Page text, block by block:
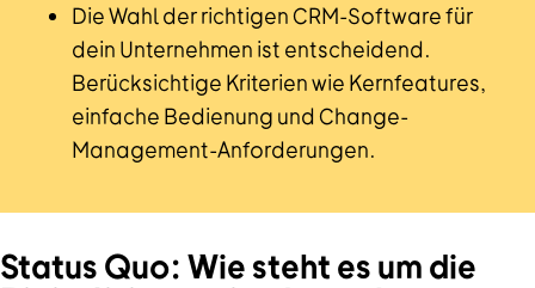
Die Wahl der richtigen CRM-Software für
dein Unternehmen ist entscheidend.
Berücksichtige Kriterien wie Kernfeatures,
einfache Bedienung und Change-
Management-Anforderungen.
Status Quo: Wie steht es um die